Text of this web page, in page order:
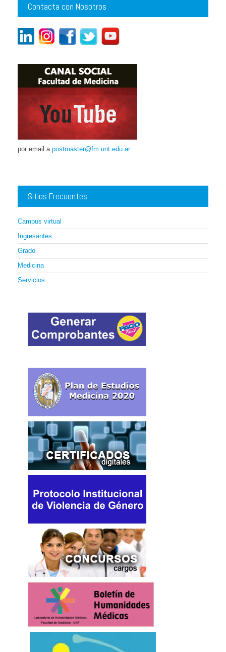
Contacta con Nosotros
por email a postmaster@fm.unt.edu.ar
Sitios Frecuentes
Campus virtual
Ingresantes
Grado
Medicina
Servicios